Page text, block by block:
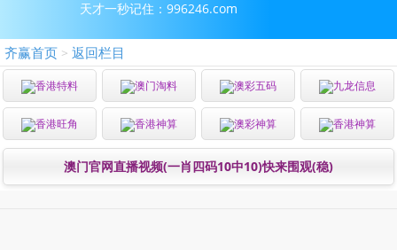
天才一秒记住：996246.com
齐赢首页 > 返回栏目
香港特料 澳门淘料 澳彩五码 九龙信息
香港旺角 香港神算 澳彩神算 香港神算
澳门官网直播视频(一肖四码10中10)快来围观(稳)